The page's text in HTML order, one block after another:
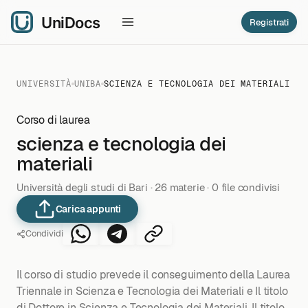
Registrati
UNIVERSITÀ UNIBA SCIENZA E TECNOLOGIA DEI MATERIALI
Corso di laurea
scienza e tecnologia dei
materiali
Università degli studi di Bari · 26 materie · 0 file condivisi
Carica appunti
Condividi
Il corso di studio prevede il conseguimento della Laurea
Triennale in Scienza e Tecnologia dei Materiali e Il titolo